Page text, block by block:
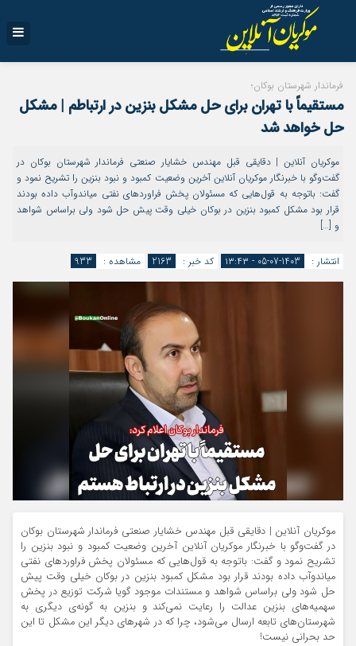
فرماندار شهرستان بوکان؛
مستقیماً با تهران برای حل مشکل بنزین در ارتباطم | مشکل
حل خواهد شد
موکریان آنلاین | دقایقی قبل مهندس خشایار صنعتی فرماندار شهرستان بوکان در
گفت‌وگو با خبرنگار موکریان آنلاین آخرین وضعیت کمبود و نبود بنزین را تشریح نمود و
گفت: باتوجه به قول‌‌هایی که مسئولان پخش فراوردهای نفتی میاندوآب داده بودند
قرار بود مشکل کمبود بنزین در بوکان خیلی وقت پیش حل شود ولی براساس شواهد
و […]
انتشار : 1403-07-05 - ۱۳:۴۳ کد خبر : 2163 مشاهده : 933
موکریان آنلاین | دقایقی قبل مهندس خشایار صنعتی فرماندار شهرستان بوکان
در گفت‌وگو با خبرنگار موکریان آنلاین آخرین وضعیت کمبود و نبود بنزین را
تشریح نمود و گفت: باتوجه به قول‌‌هایی که مسئولان پخش فراوردهای نفتی
میاندوآب داده بودند قرار بود مشکل کمبود بنزین در بوکان خیلی وقت پیش
حل شود ولی براساس شواهد و مستندات موجود گویا شرکت توزیع در پخش
سهمیه‌های بنزین عدالت را رعایت نمی‌کند و بنزین به گونه‌ی دیگری به
شهرستان‌های تابعه ارسال می‌شود، چرا که در شهرهای دیگر این مشکل تا این
حد بحرانی نیست!